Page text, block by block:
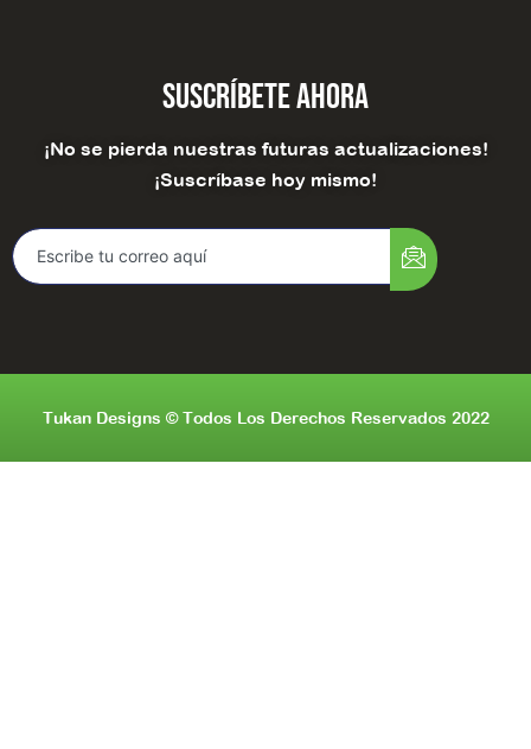
Suscríbete Ahora
¡No se pierda nuestras futuras actualizaciones!
¡Suscríbase hoy mismo!
Tukan Designs © Todos Los Derechos Reservados 2022